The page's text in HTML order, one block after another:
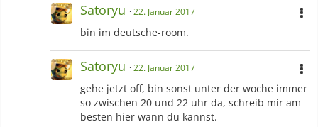
Satoryu 22. Januar 2017
bin im deutsche-room.
Satoryu 22. Januar 2017
gehe jetzt off, bin sonst unter der woche immer
so zwischen 20 und 22 uhr da, schreib mir am
besten hier wann du kannst.